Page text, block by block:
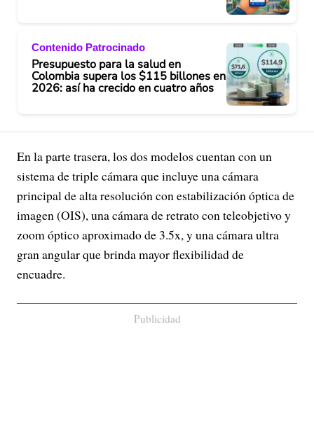
Contenido Patrocinado
Presupuesto para la salud en
Colombia supera los $115 billones en
2026: así ha crecido en cuatro años
En la parte trasera, los dos modelos cuentan con un
sistema de triple cámara que incluye una cámara
principal de alta resolución con estabilización óptica de
imagen (OIS), una cámara de retrato con teleobjetivo y
zoom óptico aproximado de 3.5x, y una cámara ultra
gran angular que brinda mayor flexibilidad de
encuadre.
Publicidad